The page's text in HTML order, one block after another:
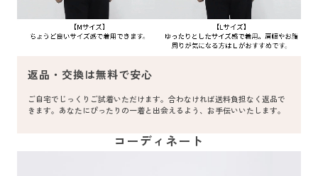
返品・交換は無料で安心
ご自宅でじっくりご試着いただけます。合わなければ送料負担なく返品で
きます。あなたにぴったりの一着と出会えるよう、お手伝いいたします。
コーディネート